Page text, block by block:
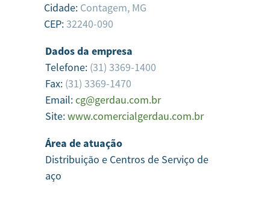
Cidade: Contagem, MG
CEP:32240-090
Dados da empresa
Telefone: (31) 3369-1400
Fax: (31) 3369-1470
Email:cg@gerdau.com.br
Site:www.comercialgerdau.com.br
Área de atuação
Distribuição e Centros de Serviço de
aço